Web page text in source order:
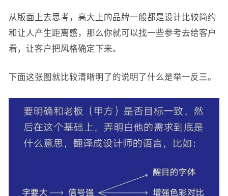
从版面上去思考，高大上的品牌一般都是设计比较简约
和让人产生距离感，那么你就可以找一些参考去给客户
看，让客户把风格确定下来。
下面这张图就比较清晰明了的说明了什么是举一反三。